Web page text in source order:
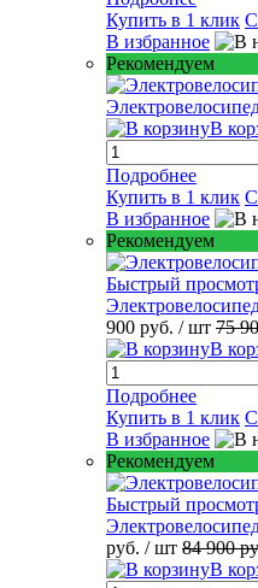
Купить в 1 клик
В избранное
Рекомендуем
В
Подробнее
Купить в 1 клик
В избранное
Рекомендуем
Быстрый
900 руб. / шт 75
В
Подробнее
Купить в 1 клик
В избранное
Рекомендуем
Быстрый
руб. / шт 84 900
В